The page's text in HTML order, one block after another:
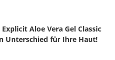
Aloe Vera Gel Classic
Unterschied für Ihre Haut!